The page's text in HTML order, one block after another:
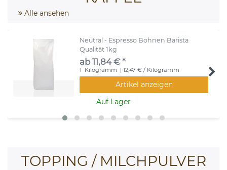
Alle ansehen
Neutral - Espresso Bohnen Barista
Qualität 1kg
ab 11,84 € *
1 Kilogramm | 12,47 € / Kilogramm
Artikel anzeigen
Auf Lager
TOPPING / MILCHPULVER